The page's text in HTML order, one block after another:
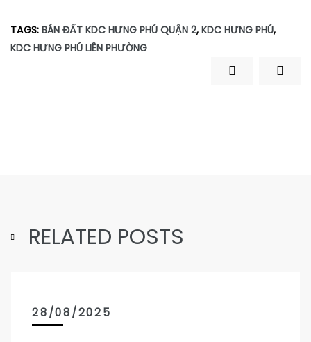
TAGS: BÁN ĐẤT KDC HƯNG PHÚ QUẬN 2, KDC HƯNG PHÚ,
KDC HƯNG PHÚ LIÊN PHƯỜNG
RELATED POSTS
28/08/2025